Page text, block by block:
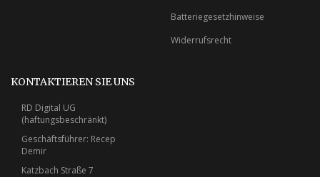
Batteriegesetzhinweise
Widerrufsrecht
KONTAKTIEREN SIE UNS
RD Digital UG
(haftungsbeschränkt)
Geschäftsführer: Recep
Demir
Katzbach Straße 7